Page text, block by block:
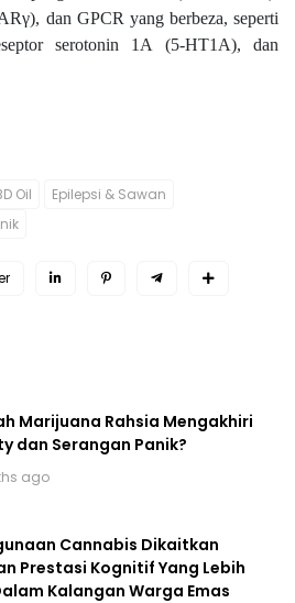
dan GPCR yang berbeza, seperti
serotonin 1A (5-HT1A), dan
Oil
Epilepsi & Sawan
Marijuana Rahsia Mengakhiri
dan Serangan Panik?
ago
Cannabis Dikaitkan
Prestasi Kognitif Yang Lebih
Kalangan Warga Emas